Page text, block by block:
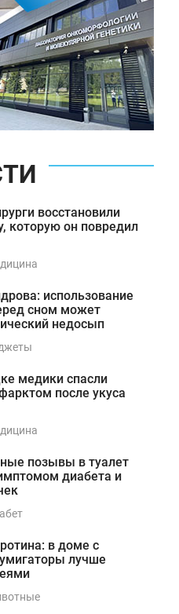
восстановили
которую он повредил
использование
сном может
недосып
медики спасли
после укуса
позывы в туалет
диабета и
в доме с
лучше